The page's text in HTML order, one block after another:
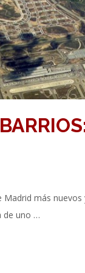
Madrid más nuevos
de uno …